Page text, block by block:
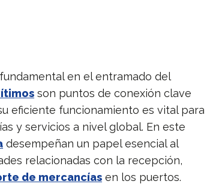
en el entramado del
son puntos de conexión clave
eficiente funcionamiento es vital para
y servicios a nivel global. En este
desempeñan un papel esencial al
relacionadas con la recepción,
de mercancías en los puertos.